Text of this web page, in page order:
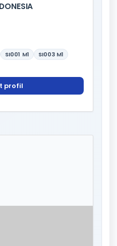
SI001 M1 SI003 M1
profil